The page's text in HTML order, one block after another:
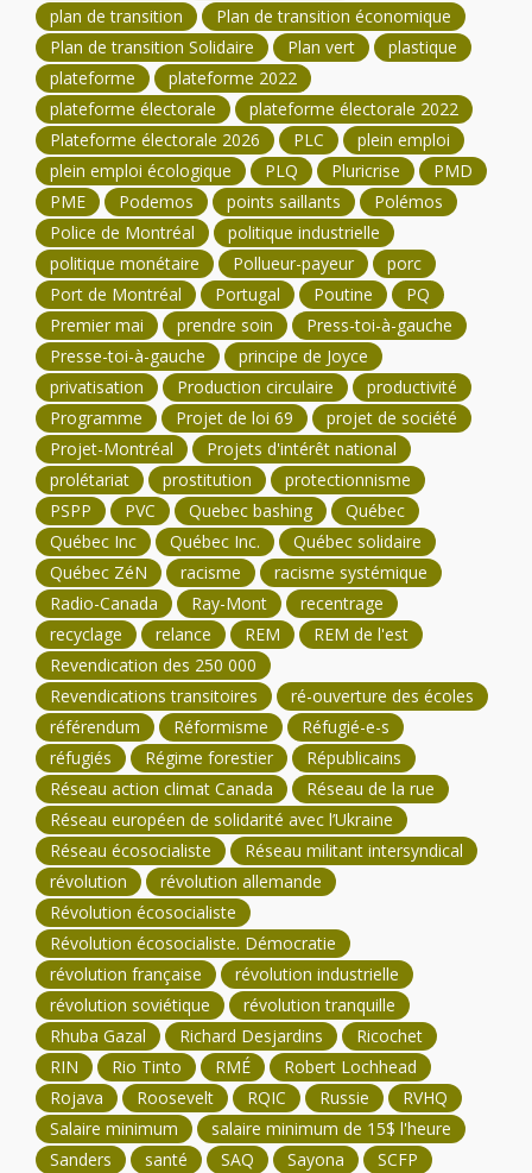
plan de transition
Plan de transition économique
Plan de transition Solidaire
Plan vert
plastique
plateforme
plateforme 2022
plateforme électorale
plateforme électorale 2022
Plateforme électorale 2026
PLC
plein emploi
plein emploi écologique
PLQ Pluricrise
PMD
PME
Podemos points saillants
Polémos
Police de Montréal
politique industrielle
politique monétaire
Pollueur-payeur
porc
Port de Montréal
Portugal Poutine
PQ
Premier mai
prendre soin
Press-toi-à-gauche
Presse-toi-à-gauche
principe de Joyce
privatisation
Production circulaire
productivité
Programme
Projet de loi 69
projet de société
Projet-Montréal
Projets d'intérêt national
prolétariat
prostitution
protectionnisme
PSPP
PVC Quebec bashing
Québec
Québec Inc
Québec Inc.
Québec solidaire
Québec ZéN
racisme
racisme systémique
Radio-Canada
Ray-Mont
recentrage
recyclage
relance REM
REM de l'est
Revendication des 250 000
Revendications transitoires
ré-ouverture des écoles
référendum
Réformisme
Réfugié-e-s
réfugiés
Régime forestier
Républicains
Réseau action climat Canada
Réseau de la rue
Réseau européen de solidarité avec l’Ukraine
Réseau écosocialiste
Réseau militant intersyndical
révolution
révolution allemande
Révolution écosocialiste
Révolution écosocialiste. Démocratie
révolution française
révolution industrielle
révolution soviétique
révolution tranquille
Rhuba Gazal
Richard Desjardins
Ricochet
RIN
Rio Tinto RMÉ
Robert Lochhead
Rojava
Roosevelt RQIC Russie
RVHQ
Salaire minimum
salaire minimum de 15$ l'heure
Sanders
santé SAQ Sayona
SCFP